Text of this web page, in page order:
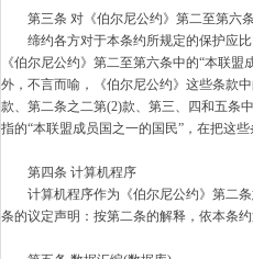
第三条 对《伯尔尼公约》第二至第六
缔约各方对于本条约所规定的保护应比
《伯尔尼公约》第二至第六条中的“本联
外，不言而喻，《伯尔尼公约》这些条款
款、第二条之二第(2)款、第三、四和五条
指的“本联盟成员国之一的国民”，在把这
第四条 计算机程序
计算机程序作为《伯尔尼公约》第二条
条的议定声明：按第二条的解释，依本条